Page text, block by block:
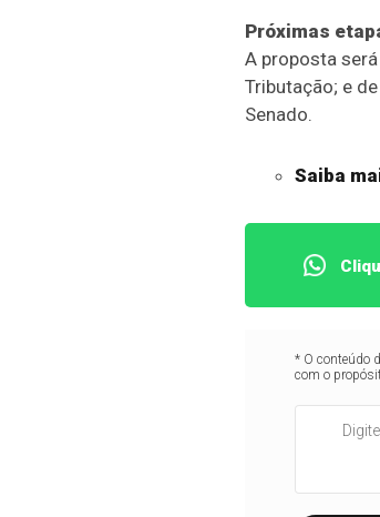
Próximas
A proposta
Tributação; e
Senado.
Saiba
* O conteúdo
com o